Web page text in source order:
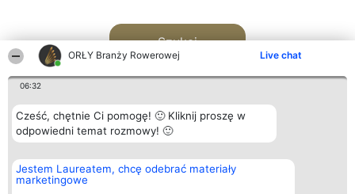
ORŁY Branży Rowerowej Live chat
06:32
Cześć, chętnie Ci pomogę! 🙂 Kliknij proszę w
odpowiedni temat rozmowy! 🙂
Jestem Laureatem, chcę odebrać materiały
marketingowe
Szukaj
Organizator plebiscytu
Bright Side Solutions sp. z o.
o. sp. k.
Plebiscyt
Laureaci
Kontakt
Kontakt